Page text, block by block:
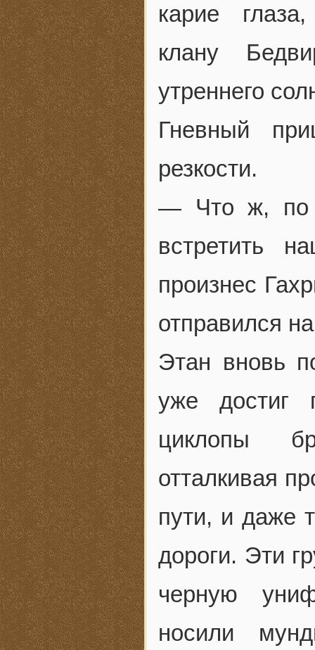
карие
клану
утреннего
Гневный
резкости.
— Что ж, по
встретить
произнес
отправился
Этан вновь
уже достиг
циклопы
отталкивая
пути, и даже
дороги. Эти
черную
носили